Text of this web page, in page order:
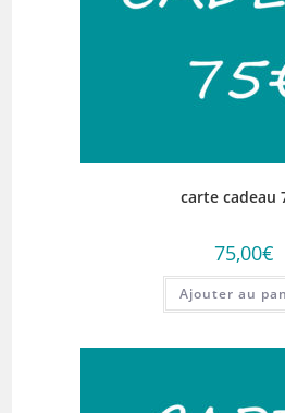
carte cadeau
75,00€
Ajouter au